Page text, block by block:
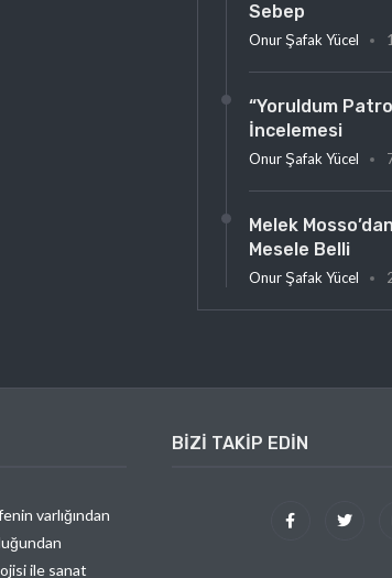
Sebep
Onur Şafak Yücel
“Yoruldum
İncelemesi
Onur Şafak Yücel
Melek
Mesele Belli
Onur Şafak Yücel
varlığından
ile sanat
BIZI TAKIP EDIN